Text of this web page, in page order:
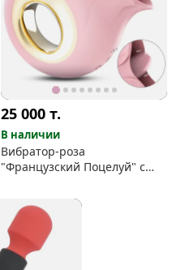
25 000т.
В наличии
Вибратор-роза
"Французский Поцелуй" с